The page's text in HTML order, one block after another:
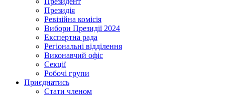
Президія
Ревізійна комісія
Вибори Президії 2024
Експертна рада
Регіональні відділення
Виконавчий офіс
Секції
Робочі групи
Приєднатись
Стати членом